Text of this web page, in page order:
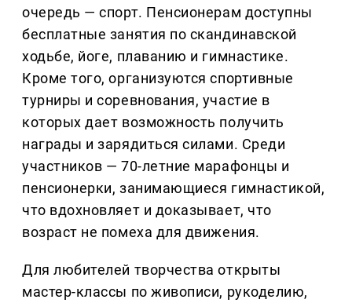
очередь — спорт. Пенсионерам доступны
бесплатные занятия по скандинавской
ходьбе, йоге, плаванию и гимнастике.
Кроме того, организуются спортивные
турниры и соревнования, участие в
которых дает возможность получить
награды и зарядиться силами. Среди
участников — 70-летние марафонцы и
пенсионерки, занимающиеся гимнастикой,
что вдохновляет и доказывает, что
возраст не помеха для движения.
Для любителей творчества открыты
мастер-классы по живописи, рукоделию,